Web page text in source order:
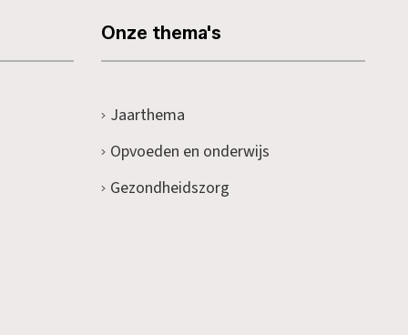
Onze thema's
Jaarthema
Opvoeden en onderwijs
Gezondheidszorg